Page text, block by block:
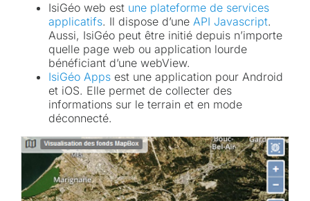
IsiGéo web est une plateforme de services
applicatifs. Il dispose d’une API Javascript.
Aussi, IsiGéo peut être initié depuis n’importe
quelle page web ou application lourde
bénéficiant d’une webView.
IsiGéo Apps est une application pour Android
et iOS. Elle permet de collecter des
informations sur le terrain et en mode
déconnecté.